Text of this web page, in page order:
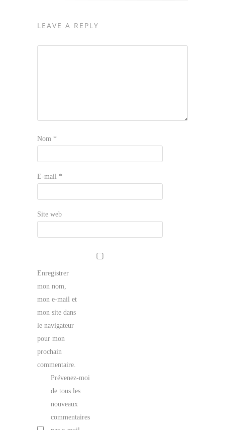
LEAVE A REPLY
Nom *
E-mail *
Site web
Enregistrer
mon nom,
mon e-mail et
mon site dans
le navigateur
pour mon
prochain
commentaire.
Prévenez-moi
de tous les
nouveaux
commentaires